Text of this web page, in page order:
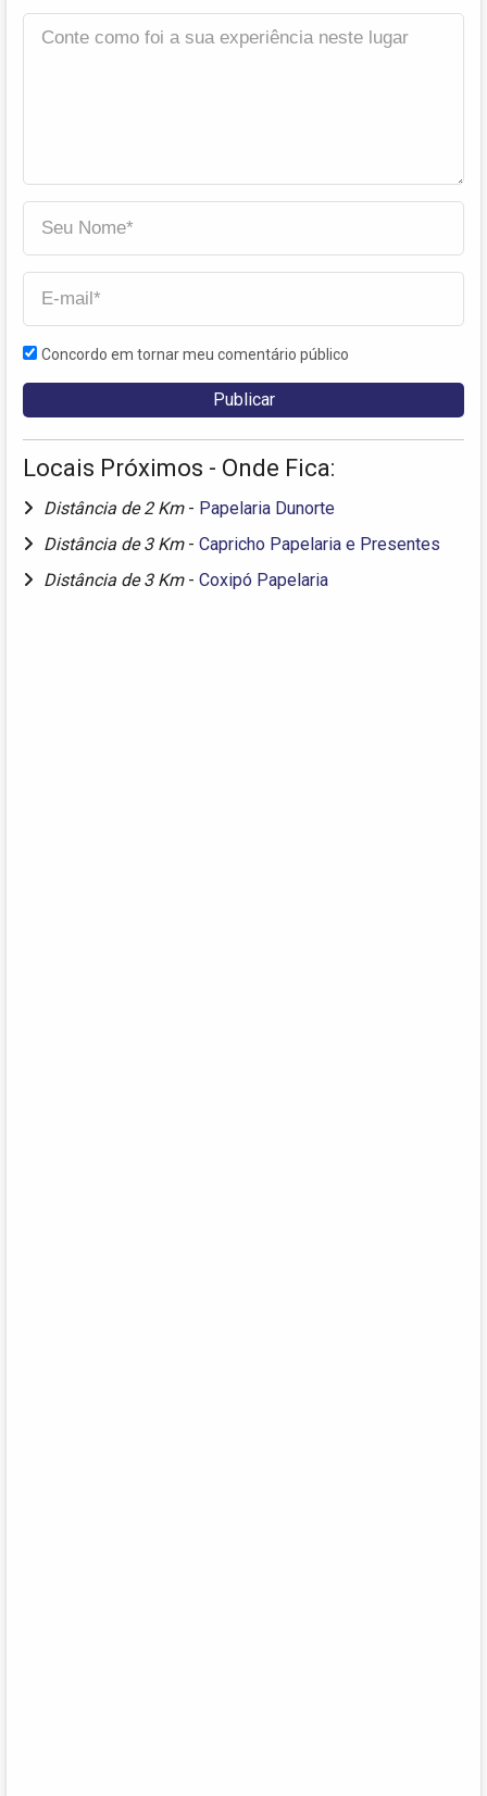
Concordo em tornar meu comentário público
Locais Próximos - Onde Fica:
Distância de 2 Km - Papelaria Dunorte
Distância de 3 Km - Capricho Papelaria e Presentes
Distância de 3 Km - Coxipó Papelaria